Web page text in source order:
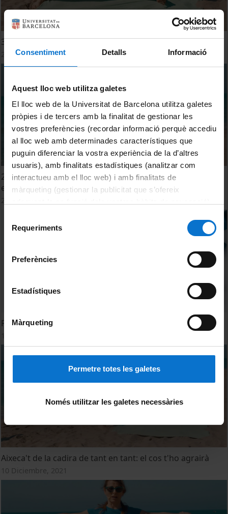
Consentiment Detalls Informació
Aquest lloc web utilitza galetes
El lloc web de la Universitat de Barcelona utilitza galetes
pròpies i de tercers amb la finalitat de gestionar les
vostres preferències (recordar informació perquè accediu
al lloc web amb determinades característiques que
puguin diferenciar la vostra experiència de la d’altres
usuaris), amb finalitats estadístiques (analitzar com
interactueu amb el lloc web) i amb finalitats de
màrqueting (gestionar la publicitat que s’ofereix
consultar laPolítica de galetes del lloc web de la
Requeriments
Preferències
Estadístiques
Màrqueting
Permetre totes les galetes
Només utilitzar les galetes necessàries
3 - A l'estiu segueix actiu: el cos t'ho agrairà
20 Julio, 2023
2 - A l'estiu segueix actiu. Aprofita el bon temps per fer
exercicis a la platja
Pilates.2
Aixeca't de la cadira de tant en tant: el cos t'ho agrairà
10 Diciembre, 2021